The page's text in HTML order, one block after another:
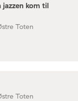
kom til
Toten
Toten